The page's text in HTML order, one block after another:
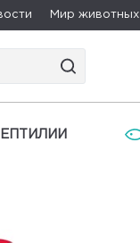
Мир животных